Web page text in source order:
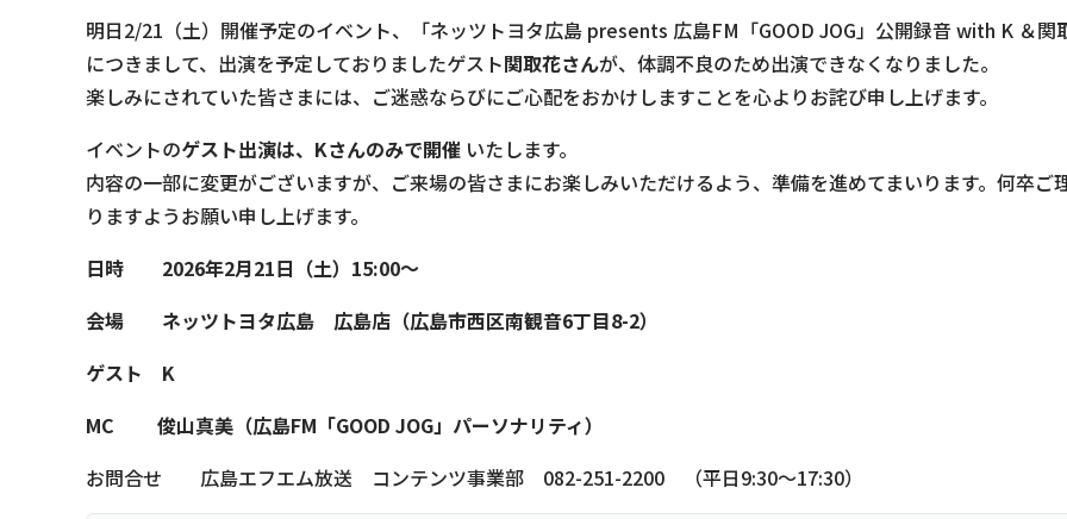
明日2/21（土）開催予定のイベント、「ネッツトヨタ広島 presents 広島FM「GOOD JOG」公開録音 with K ＆関
につきまして、出演を予定しておりましたゲスト関取花さんが、体調不良のため出演できなくなりました。
楽しみにされていた皆さまには、ご迷惑ならびにご心配をおかけしますことを心よりお詫び申し上げます。
イベントのゲスト出演は、Kさんのみで開催 いたします。
内容の一部に変更がございますが、ご来場の皆さまにお楽しみいただけるよう、準備を進めてまいります。何卒ご
りますようお願い申し上げます。
日時 2026年2月21日（土）15:00～
会場 ネッツトヨタ広島 広島店（広島市西区南観音6丁目8-2）
ゲスト K
MC 俊山真美（広島FM「GOOD JOG」パーソナリティ）
お問合せ 広島エフエム放送 コンテンツ事業部 082-251-2200 （平日9:30～17:30）